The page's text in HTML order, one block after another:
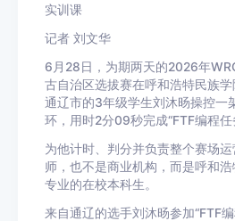
实训课
记者 刘文华
6月28日，为期两天的2026年
古自治区选拔赛在呼和浩特民族
通辽市的3年级学生刘沐旸操控一
环，用时2分09秒完成“FTF编程任
为他计时、判分并负责整个赛场
师，也不是商业机构，而是呼和
专业的在校本科生。
来自通辽的选手刘沐旸参加“FTF